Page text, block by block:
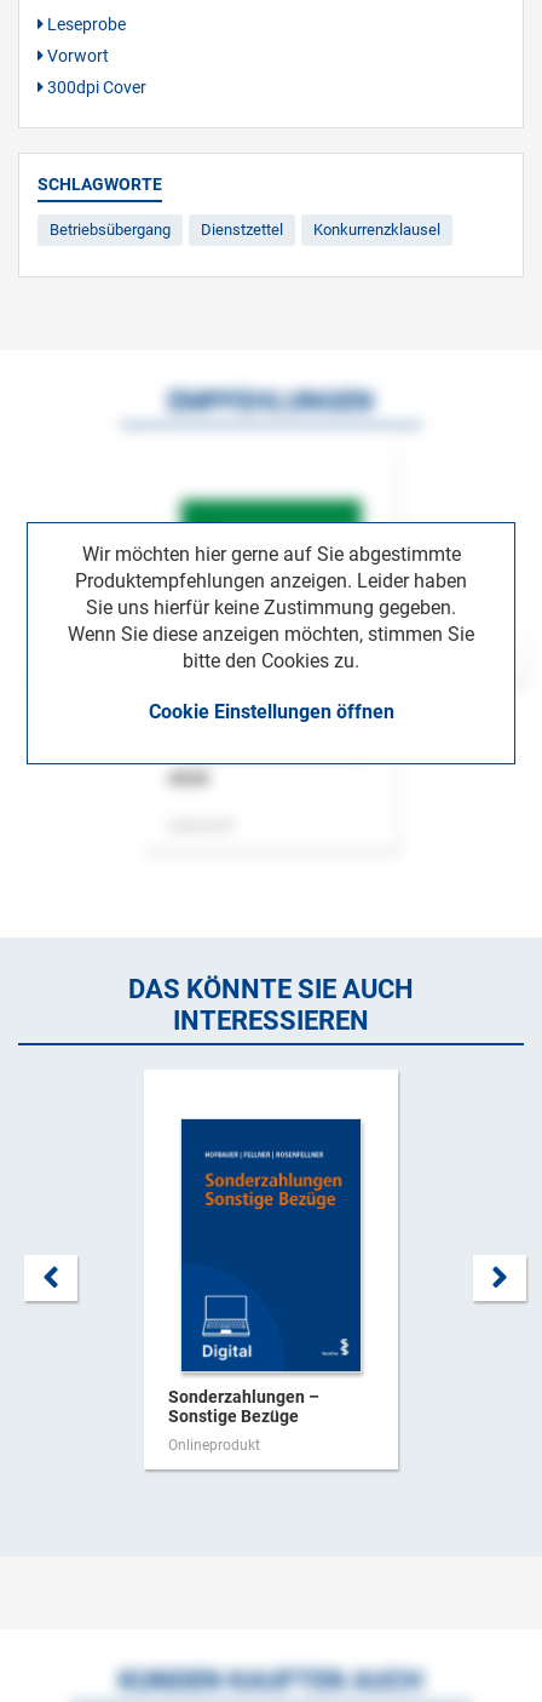
Leseprobe
Vorwort
300dpi Cover
SCHLAGWORTE
Betriebsübergang Dienstzettel Konkurrenzklausel
Wir möchten hier gerne auf Sie abgestimmte
Produktempfehlungen anzeigen. Leider haben
Sie uns hierfür keine Zustimmung gegeben.
Wenn Sie diese anzeigen möchten, stimmen Sie
bitte den Cookies zu.
Cookie Einstellungen öffnen
EMPFEHLUNGEN
DAS KÖNNTE SIE AUCH
INTERESSIEREN
Sonderzahlungen –
Sonstige Bezüge
Onlineprodukt
KUNDEN KAUFTEN AUCH